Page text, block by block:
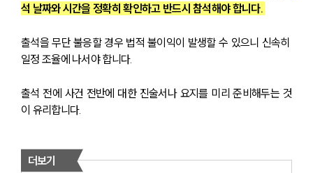
석 날짜와 시간을 정확히 확인하고 반드시 참석해야 합니다.
출석을 무단 불응할 경우 법적 불이익이 발생할 수 있으니 신속히
일정 조율에 나서야 합니다.
출석 전에 사건 전반에 대한 진술서나 요지를 미리 준비해두는 것
이 유리합니다.
더보기